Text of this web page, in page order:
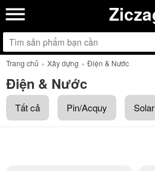
Trang chủ Xây dựng Điện & Nước
Điện & Nước
Tất cả Pin/Acquy Solar